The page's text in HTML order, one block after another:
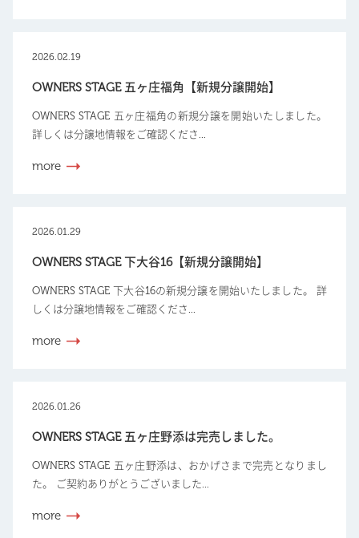
2026.02.19
OWNERS STAGE 五ヶ庄福角【新規分譲開始】
OWNERS STAGE 五ヶ庄福角の新規分譲を開始いたしました。
詳しくは分譲地情報をご確認くださ...
more
2026.01.29
OWNERS STAGE 下大谷16【新規分譲開始】
OWNERS STAGE 下大谷16の新規分譲を開始いたしました。 詳
しくは分譲地情報をご確認くださ...
more
2026.01.26
OWNERS STAGE 五ヶ庄野添は完売しました。
OWNERS STAGE 五ヶ庄野添は、おかげさまで完売となりまし
た。 ご契約ありがとうございました...
more